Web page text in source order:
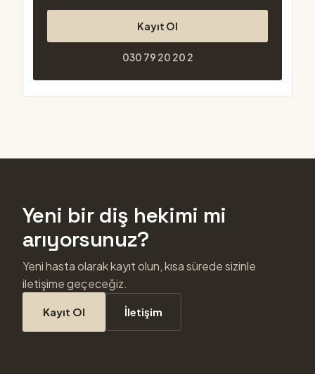
Kayıt Ol
030 79 20 20 2
Yeni bir diş hekimi mi
arıyorsunuz?
Yeni hasta olarak kayıt olun, kısa sürede sizinle
iletişime geçeceğiz.
Kayıt Ol İletişim